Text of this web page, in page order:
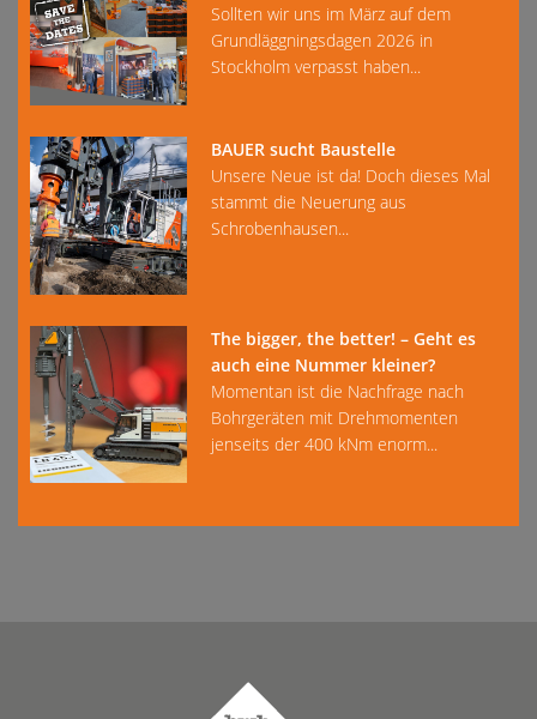
Sollten wir uns im März auf dem
Grundläggningsdagen 2026 in
Stockholm verpasst haben...
BAUER sucht Baustelle
Unsere Neue ist da! Doch dieses Mal
stammt die Neuerung aus
Schrobenhausen...
The bigger, the better! – Geht es
auch eine Nummer kleiner?
Momentan ist die Nachfrage nach
Bohrgeräten mit Drehmomenten
jenseits der 400 kNm enorm...